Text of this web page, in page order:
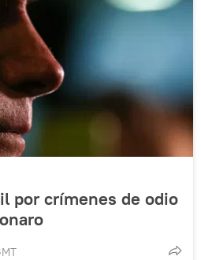
por crímenes de odio